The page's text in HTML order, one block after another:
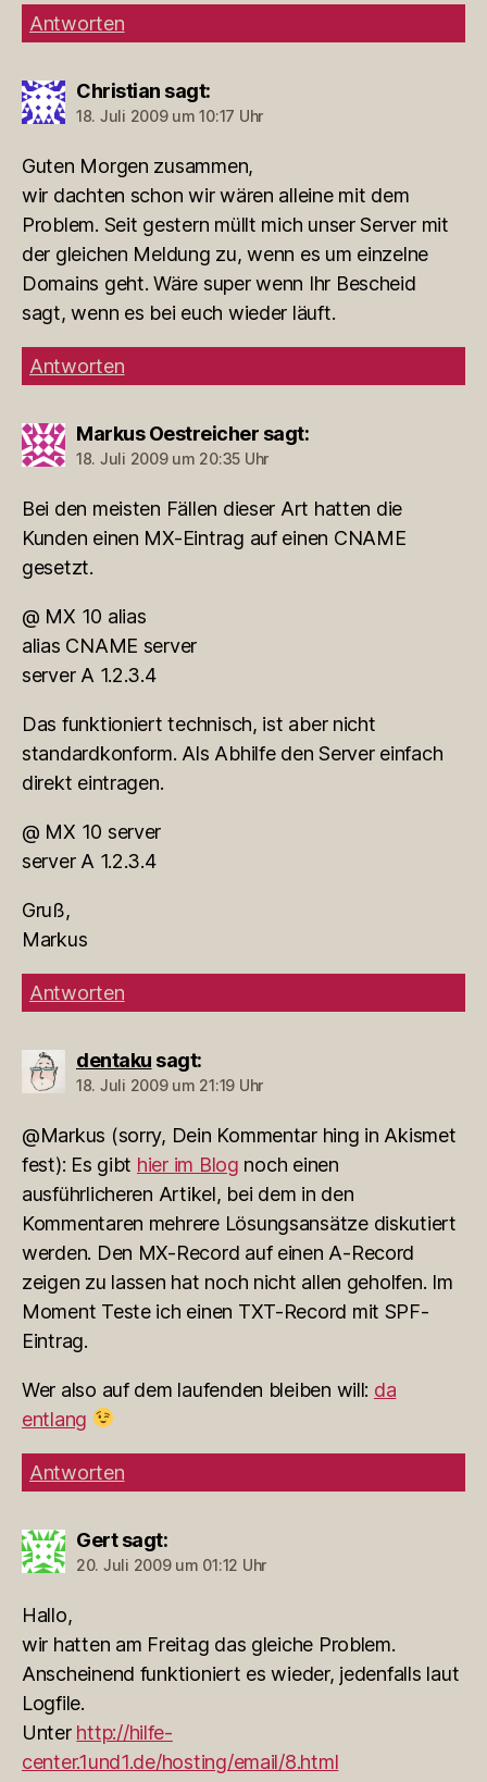
Antworten
Christian sagt:
18. Juli 2009 um 10:17 Uhr
Guten Morgen zusammen,
wir dachten schon wir wären alleine mit dem
Problem. Seit gestern müllt mich unser Server mit
der gleichen Meldung zu, wenn es um einzelne
Domains geht. Wäre super wenn Ihr Bescheid
sagt, wenn es bei euch wieder läuft.
Antworten
Markus Oestreicher sagt:
18. Juli 2009 um 20:35 Uhr
Bei den meisten Fällen dieser Art hatten die
Kunden einen MX-Eintrag auf einen CNAME
gesetzt.
@ MX 10 alias
alias CNAME server
server A 1.2.3.4
Das funktioniert technisch, ist aber nicht
standardkonform. Als Abhilfe den Server einfach
direkt eintragen.
@ MX 10 server
server A 1.2.3.4
Gruß,
Markus
Antworten
dentaku sagt:
18. Juli 2009 um 21:19 Uhr
@Markus (sorry, Dein Kommentar hing in Akismet
fest): Es gibt hier im Blog noch einen
ausführlicheren Artikel, bei dem in den
Kommentaren mehrere Lösungsansätze diskutiert
werden. Den MX-Record auf einen A-Record
zeigen zu lassen hat noch nicht allen geholfen. Im
Moment Teste ich einen TXT-Record mit SPF-
Eintrag.
Wer also auf dem laufenden bleiben will: da
entlang
Antworten
Gert sagt:
20. Juli 2009 um 01:12 Uhr
Hallo,
wir hatten am Freitag das gleiche Problem.
Anscheinend funktioniert es wieder, jedenfalls laut
Logfile.
Unter http://hilfe-
center.1und1.de/hosting/email/8.html